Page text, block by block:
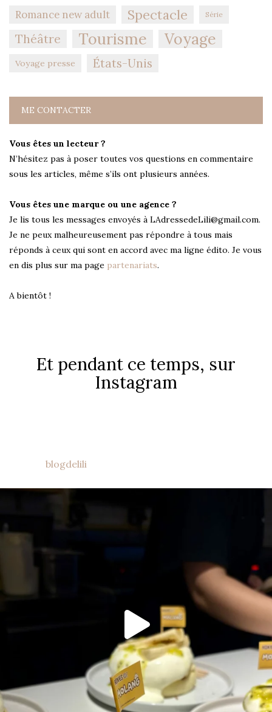
Romance new adult Spectacle Série
Théâtre Tourisme Voyage
Voyage presse États-Unis
ME CONTACTER
Vous êtes un lecteur ?
N’hésitez pas à poser toutes vos questions en commentaire
sous les articles, même s’ils ont plusieurs années.
Vous êtes une marque ou une agence ?
Je lis tous les messages envoyés à LAdressedeLili@gmail.com.
Je ne peux malheureusement pas répondre à tous mais
réponds à ceux qui sont en accord avec ma ligne édito. Je vous
en dis plus sur ma page partenariats.
A bientôt !
Et pendant ce temps, sur
Instagram
blogdelili